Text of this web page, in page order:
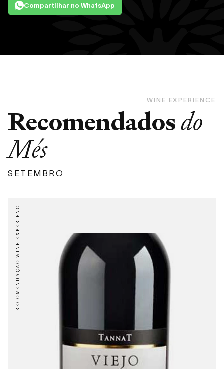
Compartilhar no WhatsApp
WINE EXPERIENCE
Recomendadosdo
Més
SETEMBRO